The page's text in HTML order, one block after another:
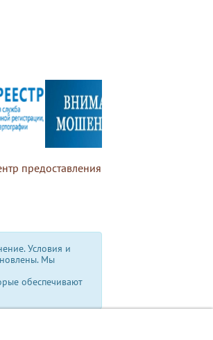
предоставления
Условия и
Мы
обеспечивают